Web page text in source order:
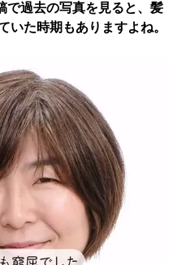
過去の写真を見ると、髪
いた時期もありますよね。